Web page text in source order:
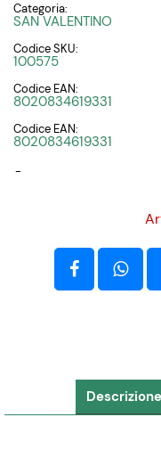
Categoria:
SAN VALENTINO
Codice SKU:
100575
Codice EAN:
8020834619331
Codice EAN:
8020834619331
-
Descrizione